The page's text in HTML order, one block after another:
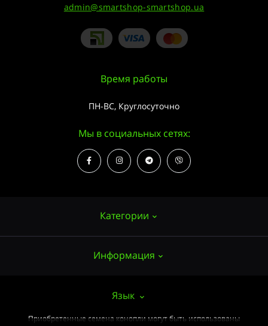
admin@smartshop-smartshop.ua
Категории
Мощные сорта
Информация
Публичный договор (ОФЕРТА)
Время работы
ПН-ВС, Круглосуточно
Мы в социальных сетях:
Язык
Приобретенные семена конопли могут быть использованы